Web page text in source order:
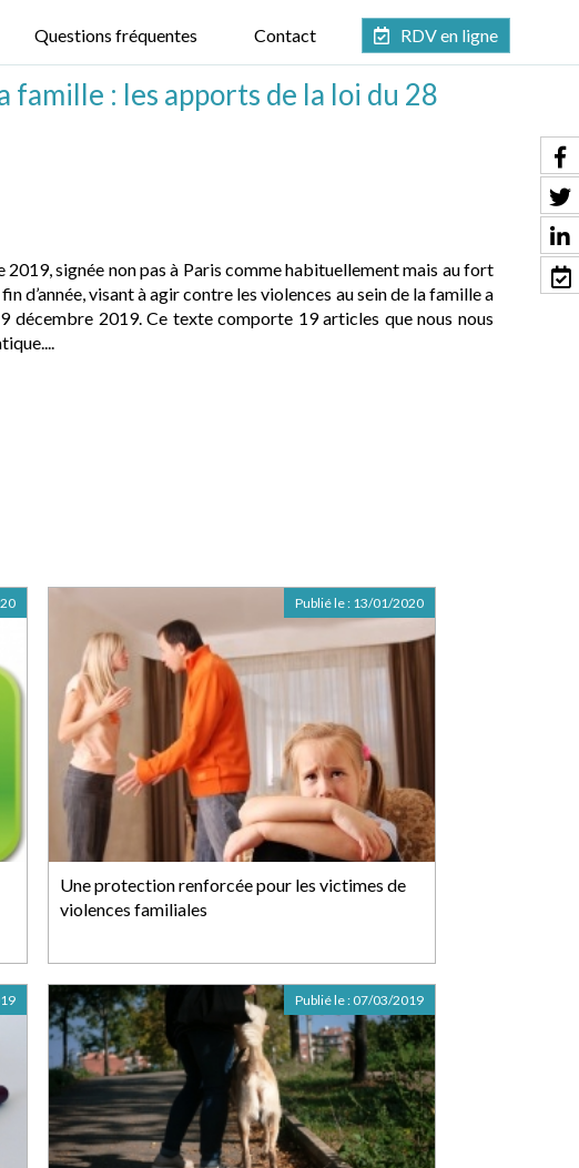
Questions fréquentes Contact RDV en ligne
famille : les apports de la loi du 28
signée non pas à Paris comme habituellement mais au fort
d’année, visant à agir contre les violences au sein de la famille a
décembre 2019. Ce texte comporte 19 articles que nous nous
Une protection renforcée pour les victimes de
violences familiales
Publié le : 13/01/2020
Publié le : 07/03/2019